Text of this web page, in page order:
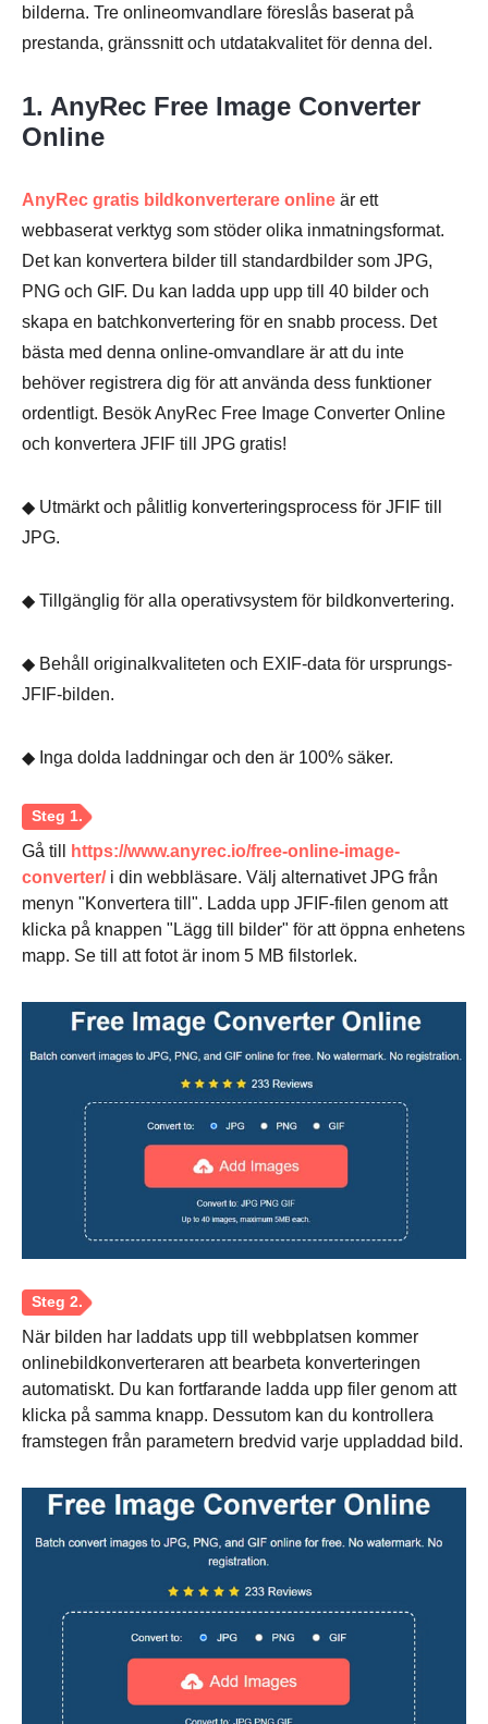
bilderna. Tre onlineomvandlare föreslås baserat på
prestanda, gränssnitt och utdatakvalitet för denna del.
1. AnyRec Free Image Converter
Online
AnyRec gratis bildkonverterare online är ett
webbaserat verktyg som stöder olika inmatningsformat.
Det kan konvertera bilder till standardbilder som JPG,
PNG och GIF. Du kan ladda upp upp till 40 bilder och
skapa en batchkonvertering för en snabb process. Det
bästa med denna online-omvandlare är att du inte
behöver registrera dig för att använda dess funktioner
ordentligt. Besök AnyRec Free Image Converter Online
och konvertera JFIF till JPG gratis!
◆ Utmärkt och pålitlig konverteringsprocess för JFIF till
JPG.
◆ Tillgänglig för alla operativsystem för bildkonvertering.
◆ Behåll originalkvaliteten och EXIF-data för ursprungs-
JFIF-bilden.
◆ Inga dolda laddningar och den är 100% säker.
Steg 1.
Gå till
https://www.anyrec.io/free-online-image-
converter/i din webbläsare. Välj alternativet JPG från
menyn "Konvertera till". Ladda upp JFIF-filen genom att
klicka på knappen "Lägg till bilder" för att öppna enhetens
mapp. Se till att fotot är inom 5 MB filstorlek.
När bilden har laddats upp till webbplatsen kommer
onlinebildkonverteraren att bearbeta konverteringen
automatiskt. Du kan fortfarande ladda upp filer genom att
klicka på samma knapp. Dessutom kan du kontrollera
framstegen från parametern bredvid varje uppladdad bild.